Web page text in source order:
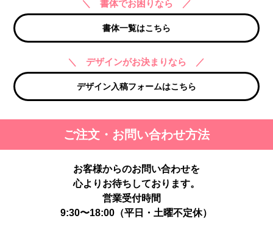
＼ 書体でお困りなら ／
書体一覧はこちら
＼ デザインがお決まりなら ／
デザイン入稿フォームはこちら
ご注文・お問い合わせ方法
お客様からのお問い合わせを
心よりお待ちしております。
営業受付時間
9:30〜18:00（平日・土曜不定休）